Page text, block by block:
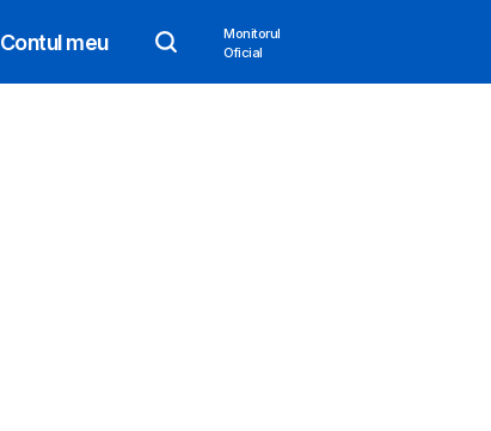
Contul meu
Monitorul
Oficial